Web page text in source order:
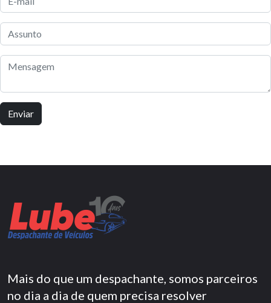
Mais do que um despachante, somos parceiros
no dia a dia de quem precisa resolver